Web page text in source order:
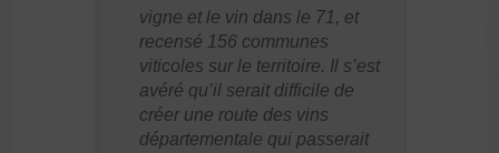
vigne et le vin dans le 71, et
recensé 156 communes
viticoles sur le territoire. Il s’est
avéré qu’il serait difficile de
créer une route des vins
départementale qui passerait